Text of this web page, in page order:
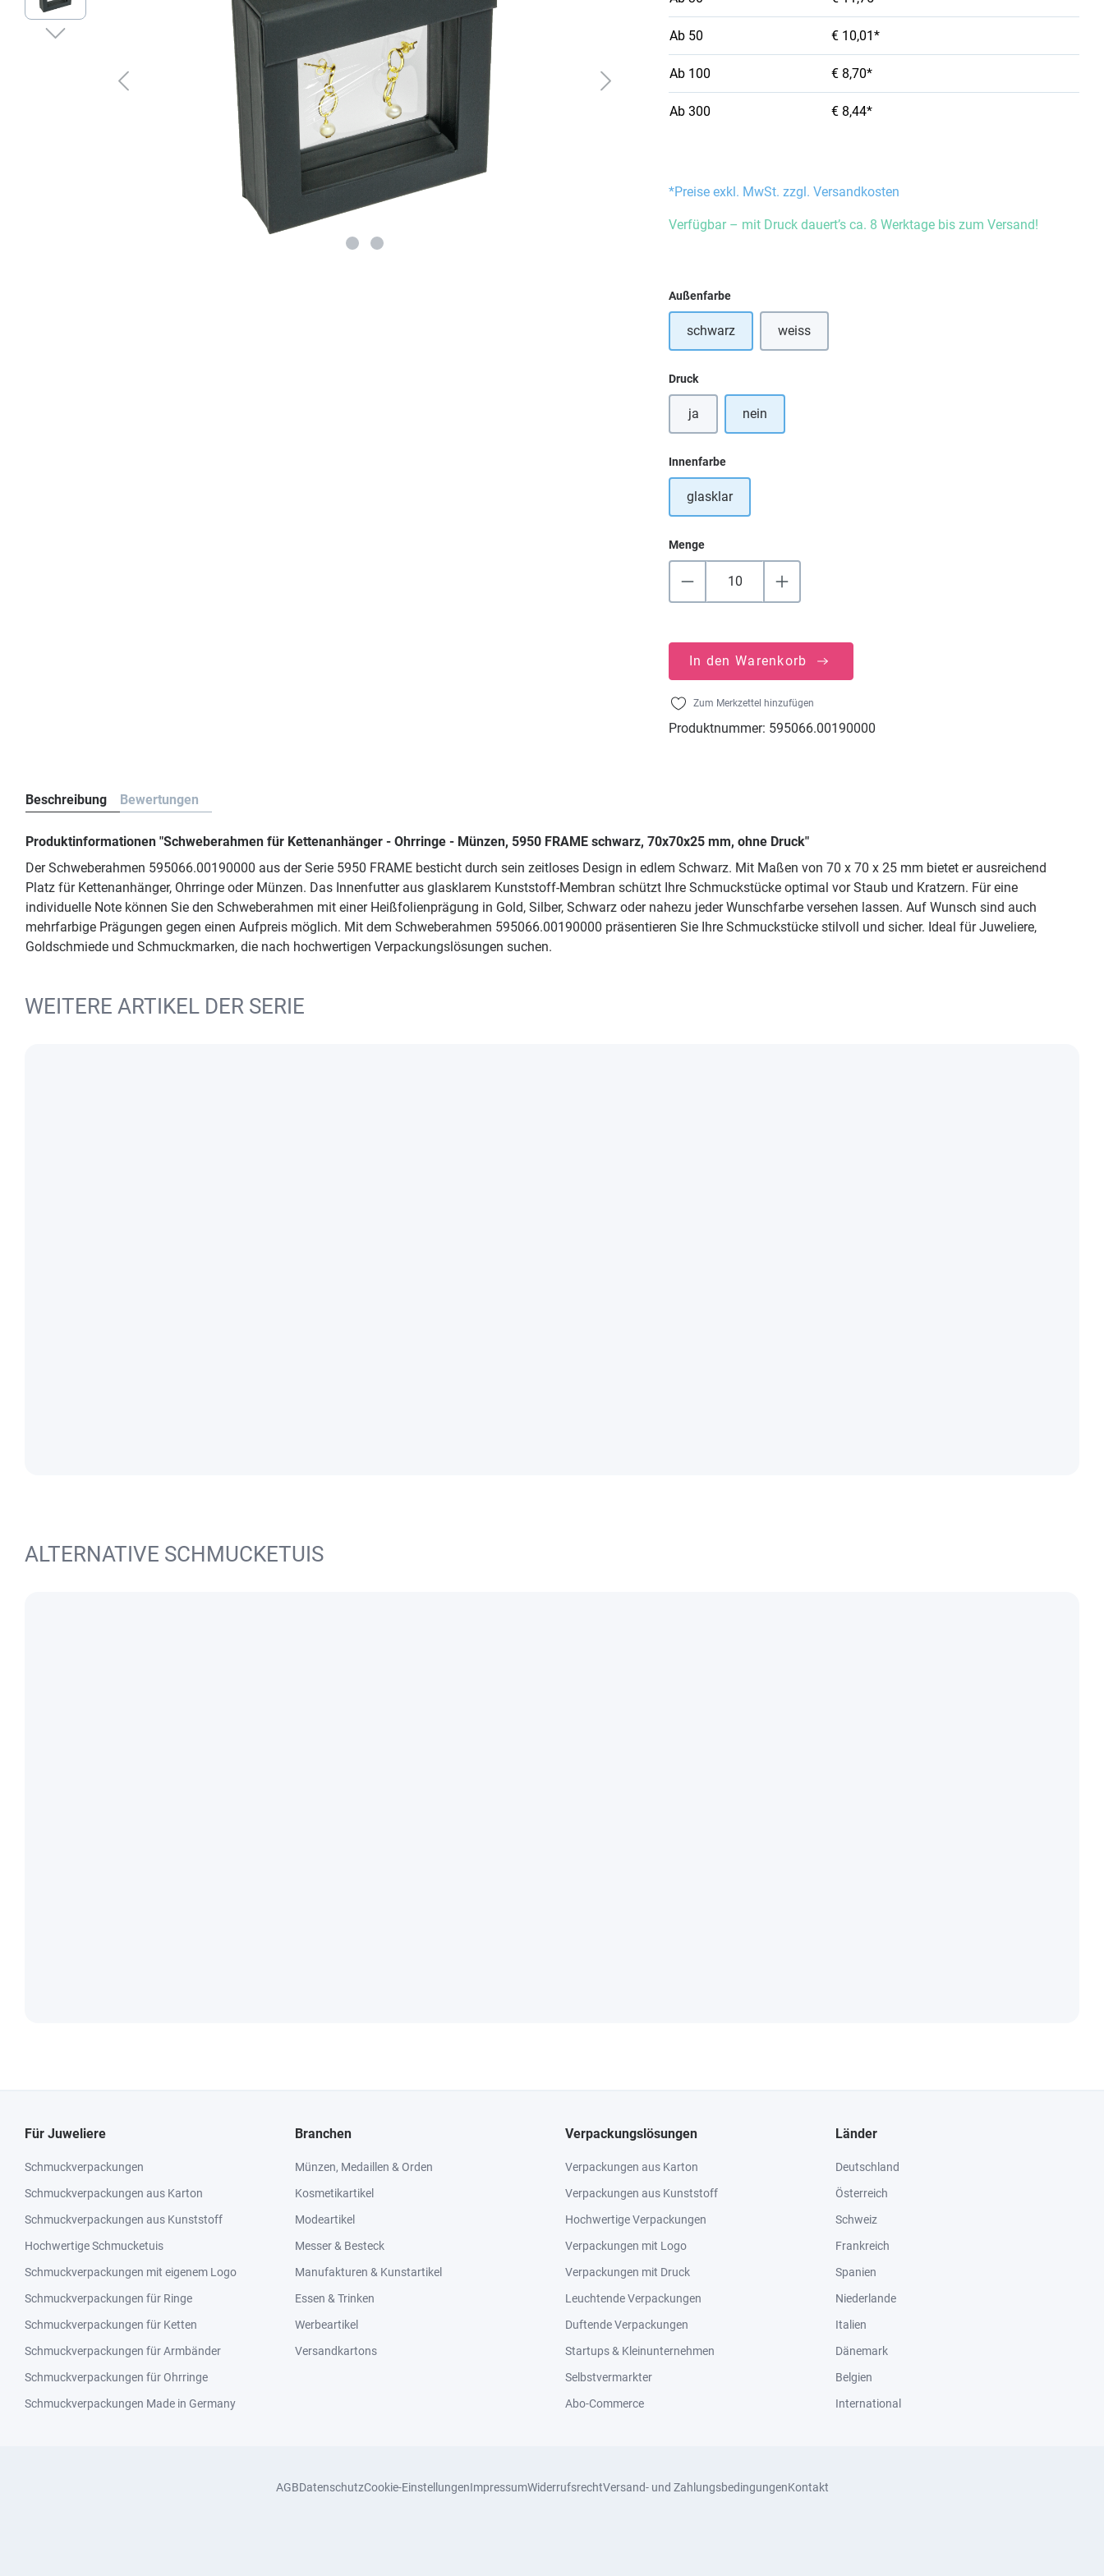
Ab 50 € 10,01*
Ab 100 € 8,70*
Ab 300 € 8,44*
*Preise exkl. MwSt. zzgl. Versandkosten
Verfügbar – mit Druck dauert’s ca. 8 Werktage bis zum Versand!
Außenfarbeauswählen
schwarz weiss
Druckauswählen
ja nein
Innenfarbeauswählen
glasklar
Menge
In den Warenkorb
Zum Merkzettel hinzufügen
Produktnummer: 595066.00190000
Beschreibung Bewertungen
Produktinformationen "Schweberahmen für Kettenanhänger - Ohrringe - Münzen, 5950 FRAME schwarz, 70x70x25 mm, ohne Druck"
Der Schweberahmen 595066.00190000 aus der Serie 5950 FRAME besticht durch sein zeitloses Design in edlem Schwarz. Mit Maßen von 70 x 70 x 25 mm bietet er ausreichend
Platz für Kettenanhänger, Ohrringe oder Münzen. Das Innenfutter aus glasklarem Kunststoff-Membran schützt Ihre Schmuckstücke optimal vor Staub und Kratzern. Für eine
individuelle Note können Sie den Schweberahmen mit einer Heißfolienprägung in Gold, Silber, Schwarz oder nahezu jeder Wunschfarbe versehen lassen. Auf Wunsch sind auch
mehrfarbige Prägungen gegen einen Aufpreis möglich. Mit dem Schweberahmen 595066.00190000 präsentieren Sie Ihre Schmuckstücke stilvoll und sicher. Ideal für Juweliere,
Goldschmiede und Schmuckmarken, die nach hochwertigen Verpackungslösungen suchen.
WEITERE ARTIKEL DER SERIE
ALTERNATIVE SCHMUCKETUIS
Für Juweliere
Schmuckverpackungen
Schmuckverpackungen aus Karton
Schmuckverpackungen aus Kunststoff
Hochwertige Schmucketuis
Schmuckverpackungen mit eigenem Logo
Schmuckverpackungen für Ringe
Schmuckverpackungen für Ketten
Schmuckverpackungen für Armbänder
Schmuckverpackungen für Ohrringe
Schmuckverpackungen Made in Germany
Branchen
Münzen, Medaillen & Orden
Kosmetikartikel
Modeartikel
Messer & Besteck
Manufakturen & Kunstartikel
Essen & Trinken
Werbeartikel
Versandkartons
Verpackungslösungen
Verpackungen aus Karton
Verpackungen aus Kunststoff
Hochwertige Verpackungen
Verpackungen mit Logo
Verpackungen mit Druck
Leuchtende Verpackungen
Duftende Verpackungen
Startups & Kleinunternehmen
Selbstvermarkter
Abo-Commerce
Länder
Deutschland
Österreich
Schweiz
Frankreich
Spanien
Niederlande
Italien
Dänemark
Belgien
International
AGBDatenschutzCookie-EinstellungenImpressumWiderrufsrechtVersand- und ZahlungsbedingungenKontakt